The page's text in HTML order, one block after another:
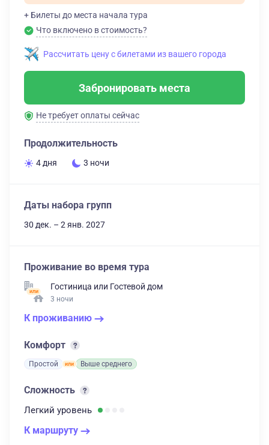
+ Билеты до места начала тура
Что включено в стоимость?
Рассчитать цену с билетами из вашего города
Забронировать места
Не требует оплаты сейчас
Продолжительность
4 дня 3 ночи
Даты набора групп
30 дек. – 2 янв. 2027
Проживание во время тура
Гостиница или Гостевой дом
3 ночи
К проживанию
Комфорт
Простой Выше среднего
Сложность
Легкий уровень
К маршруту